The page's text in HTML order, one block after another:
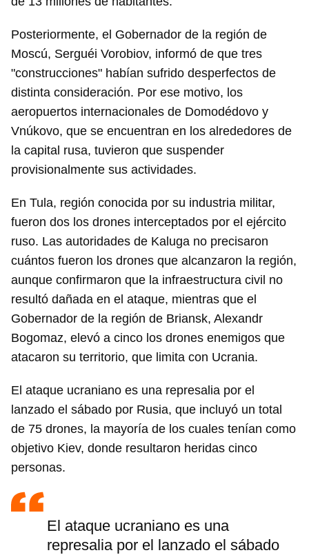
Posteriormente, el Gobernador de la región de
Moscú, Serguéi Vorobiov, informó de que tres
"construcciones" habían sufrido desperfectos de
distinta consideración. Por ese motivo, los
aeropuertos internacionales de Domodédovo y
Vnúkovo, que se encuentran en los alrededores de
la capital rusa, tuvieron que suspender
provisionalmente sus actividades.
En Tula, región conocida por su industria militar,
fueron dos los drones interceptados por el ejército
ruso. Las autoridades de Kaluga no precisaron
cuántos fueron los drones que alcanzaron la región,
aunque confirmaron que la infraestructura civil no
resultó dañada en el ataque, mientras que el
Gobernador de la región de Briansk, Alexandr
Bogomaz, elevó a cinco los drones enemigos que
atacaron su territorio, que limita con Ucrania.
El ataque ucraniano es una represalia por el
lanzado el sábado por Rusia, que incluyó un total
de 75 drones, la mayoría de los cuales tenían como
objetivo Kiev, donde resultaron heridas cinco
personas.
El ataque ucraniano es una
represalia por el lanzado el sábado